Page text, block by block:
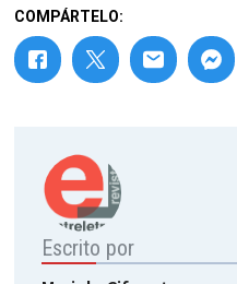
COMPÁRTELO:
Escrito por